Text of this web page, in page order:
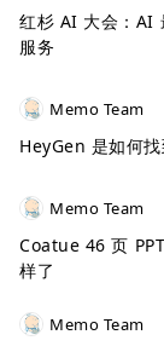
红杉 AI 大会：AI
服务
Memo Team
HeyGen 是如何
Memo Team
Coatue 46 页
样了
Memo Team